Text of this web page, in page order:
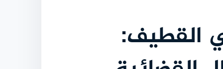
القطيف: